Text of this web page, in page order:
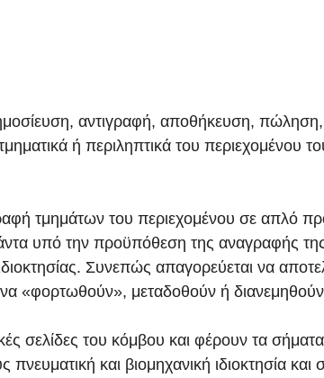
αντιγραφή, αποθήκευση,
ή περιληπτικά του περιεχομένου
τμημάτων του περιεχομένου σε απλό
υπό την προϋπόθεση της αναγραφής
Συνεπώς απαγορεύεται να
«φορτωθούν», μεταδοθούν ή
σελίδες του κόμβου και φέρουν τα
και βιομηχανική ιδιοκτησία και